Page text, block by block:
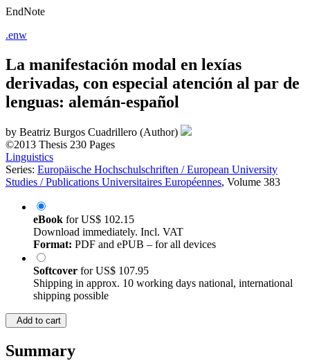
EndNote
.enw
La manifestación modal en lexías
derivadas, con especial atención al par de
lenguas: alemán-español
by Beatriz Burgos Cuadrillero (Author)
©2013 Thesis 230 Pages
Linguistics
Series: Europäische Hochschulschriften / European University
Studies / Publications Universitaires Européennes, Volume 383
eBook forUS$ 102.15
Download immediately. Incl. VAT
Format: PDF and ePUB – for all devices
Softcover forUS$ 107.95
Shipping in approx. 10 working days national, international
shipping possible
Add to cart
Summary